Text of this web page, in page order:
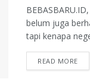
belum juga
tapi kenapa
READ MORE